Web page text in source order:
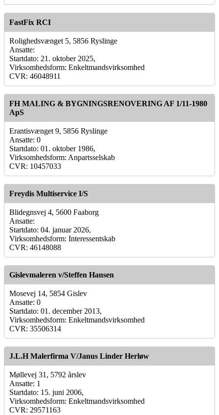
FastFix RCI
Rolighedsvænget 5, 5856 Ryslinge
Ansatte:
Startdato: 21. oktober 2025,
Virksomhedsform: Enkeltmandsvirksomhed
CVR: 46048911
FH MALING & BYGNINGSRENOVERING AF 1/11-1980
ApS
Erantisvænget 9, 5856 Ryslinge
Ansatte: 0
Startdato: 01. oktober 1986,
Virksomhedsform: Anpartsselskab
CVR: 10457033
Freydis Multiservice I/S
Blidegnsvej 4, 5600 Faaborg
Ansatte:
Startdato: 04. januar 2026,
Virksomhedsform: Interessentskab
CVR: 46148088
Gislevmaleren v/Steffen Hansen
Mosevej 14, 5854 Gislev
Ansatte: 0
Startdato: 01. december 2013,
Virksomhedsform: Enkeltmandsvirksomhed
CVR: 35506314
J.L.H Malerfirma V/Janus Linder Herløw
Møllevej 31, 5792 årslev
Ansatte: 1
Startdato: 15. juni 2006,
Virksomhedsform: Enkeltmandsvirksomhed
CVR: 29571163